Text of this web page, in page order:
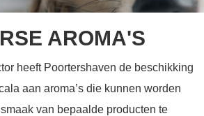
AROMA'S
heeft Poortershaven de beschikking
aan aroma’s die kunnen worden
van bepaalde producten te